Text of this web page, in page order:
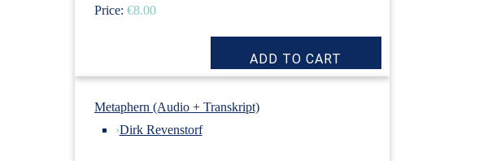
Price: €8.00
Metaphern (Audio + Transkript)
›Dirk Revenstorf